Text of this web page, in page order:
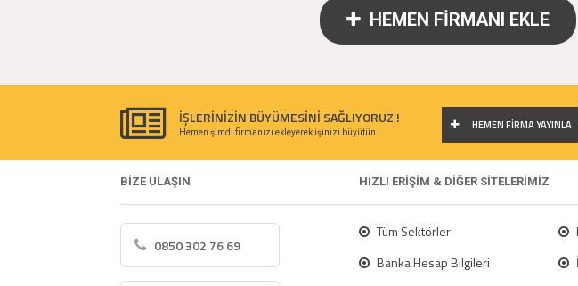
HEMEN FİRMANI EKLE
İŞLERİNİZİN BÜYÜMESİNİ SAĞLIYORUZ ! HEMEN FİRMA YAYINLA
Hemen şimdi firmanızı ekleyerek işinizi büyütün...
BİZE ULAŞIN HIZLI ERİŞİM & DİĞER SİTELERİMİZ
0850 302 76 69
Tüm Sektörler
Banka Hesap Bilgileri